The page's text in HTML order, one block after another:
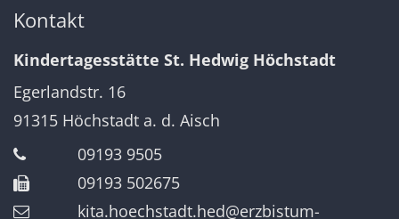
Kontakt
Kindertagesstätte St. Hedwig Höchstadt
Egerlandstr. 16
91315 Höchstadt a. d. Aisch
09193 9505
09193 502675
kita.hoechstadt.hed@erzbistum-